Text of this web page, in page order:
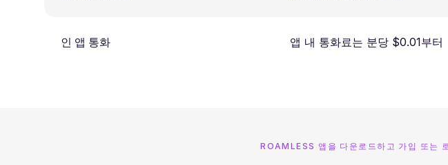
인 앱 통화 앱 내 통화료는 분당 $0.01부터
ROAMLESS 앱을 다운로드하고 가입 또는